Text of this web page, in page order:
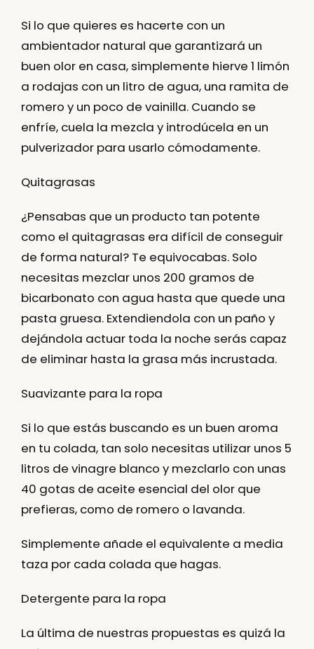
Si lo que quieres es hacerte con un
ambientador natural que garantizará un
buen olor en casa, simplemente hierve 1 limón
a rodajas con un litro de agua, una ramita de
romero y un poco de vainilla. Cuando se
enfríe, cuela la mezcla y introdúcela en un
pulverizador para usarlo cómodamente.
Quitagrasas
¿Pensabas que un producto tan potente
como el quitagrasas era difícil de conseguir
de forma natural? Te equivocabas. Solo
necesitas mezclar unos 200 gramos de
bicarbonato con agua hasta que quede una
pasta gruesa. Extendiendola con un paño y
dejándola actuar toda la noche serás capaz
de eliminar hasta la grasa más incrustada.
Suavizante para la ropa
Si lo que estás buscando es un buen aroma
en tu colada, tan solo necesitas utilizar unos 5
litros de vinagre blanco y mezclarlo con unas
40 gotas de aceite esencial del olor que
prefieras, como de romero o lavanda.
Simplemente añade el equivalente a media
taza por cada colada que hagas.
Detergente para la ropa
La última de nuestras propuestas es quizá la